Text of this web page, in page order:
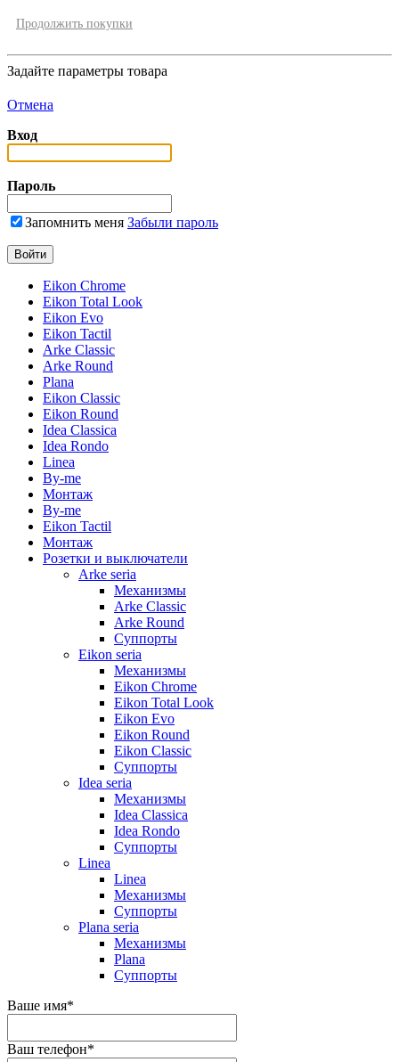
Продолжить покупки
Задайте параметры товара
Отмена
Вход
Пароль
Запомнить меня Забыли пароль
Eikon Chrome
Eikon Total Look
Eikon Evo
Eikon Tactil
Arke Classic
Arke Round
Plana
Eikon Classic
Eikon Round
Idea Classica
Idea Rondo
Linea
By-me
Монтаж
By-me
Eikon Tactil
Монтаж
Розетки и выключатели
Arke seria
Механизмы
Arke Classic
Arke Round
Суппорты
Eikon seria
Механизмы
Eikon Chrome
Eikon Total Look
Eikon Evo
Eikon Round
Eikon Classic
Суппорты
Idea seria
Механизмы
Idea Classica
Idea Rondo
Суппорты
Linea
Linea
Механизмы
Суппорты
Plana seria
Механизмы
Plana
Суппорты
Ваше имя*
Ваш телефон*